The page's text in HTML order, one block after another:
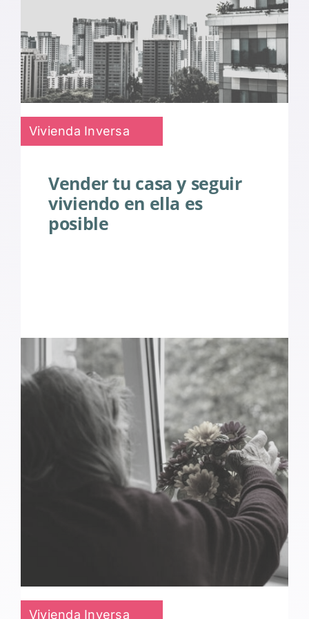
Vivienda Inversa
Vender tu casa y seguir
viviendo en ella es
posible
Vivienda Inversa